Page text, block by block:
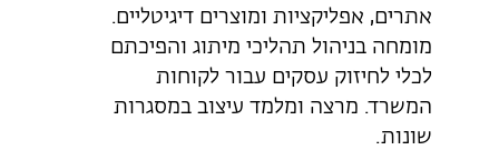
אתרים, אפליקציות ומוצרים דיגיטליים.
מומחה בניהול תהליכי מיתוג והפיכתם
לכלי לחיזוק עסקים עבור לקוחות
המשרד. מרצה ומלמד עיצוב במסגרות
שונות.